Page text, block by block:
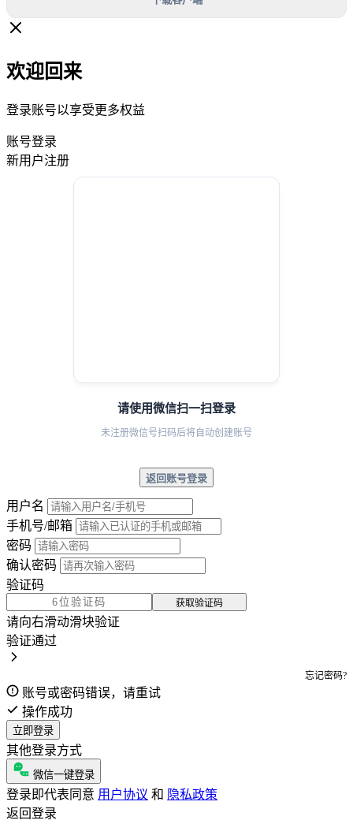
欢迎回来
登录账号以享受更多权益
账号登录
新用户注册
请使用微信扫一扫登录
未注册微信号扫码后将自动创建账号
返回账号登录
用户名
手机号/邮箱
密码
确认密码
验证码
获取验证码
请向右滑动滑块验证
验证通过
忘记密码?
账号或密码错误，请重试
操作成功
立即登录
其他登录方式
微信一键登录
登录即代表同意 用户协议 和 隐私政策
返回登录